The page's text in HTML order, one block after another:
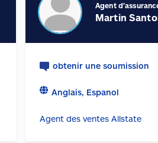
Agent
Martin
obtenir une soumission
Anglais, Espanol
Agent des ventes Allstate